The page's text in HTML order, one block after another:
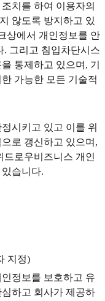
치를 하여 이용자의
않도록 방지하고 있
상에서 개인정보를 안
. 그리고 침입차단시스
통제하고 있으며, 기
가능한 모든 기술적
시키고 있고 이를 위
로 갱신하고 있으며,
드로우비즈니스 개인
습니다.
지정)
정보를 보호하고 유
하고 회사가 제공하